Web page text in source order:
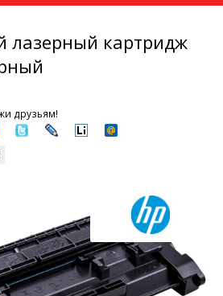
лазерный картридж
друзьям!